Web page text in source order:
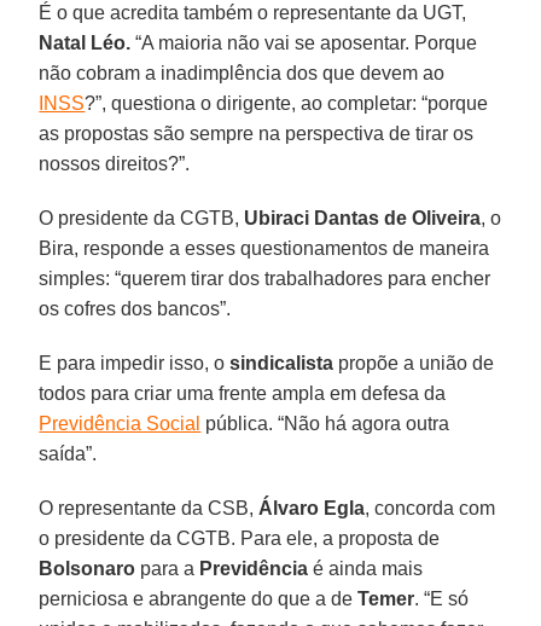
É o que acredita também o representante da UGT,
Natal Léo. “A maioria não vai se aposentar. Porque
não cobram a inadimplência dos que devem ao
INSS?”, questiona o dirigente, ao completar: “porque
as propostas são sempre na perspectiva de tirar os
nossos direitos?”.
O presidente da CGTB, Ubiraci Dantas de Oliveira, o
Bira, responde a esses questionamentos de maneira
simples: “querem tirar dos trabalhadores para encher
os cofres dos bancos”.
E para impedir isso, osindicalista propõe a união de
todos para criar uma frente ampla em defesa da
Previdência Social pública. “Não há agora outra
saída”.
O representante da CSB, Álvaro Egla, concorda com
o presidente da CGTB. Para ele, a proposta de
Bolsonaro para a Previdência é ainda mais
perniciosa e abrangente do que a deTemer. “E só